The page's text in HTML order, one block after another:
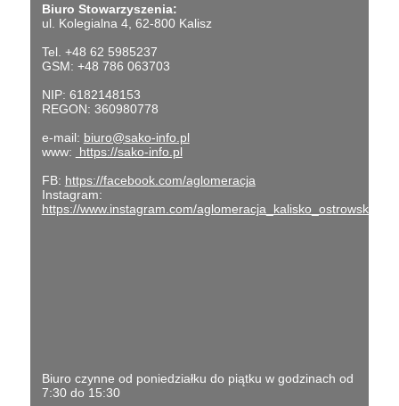
Biuro Stowarzyszenia:
ul. Kolegialna 4, 62-800 Kalisz
Tel. +48 62 5985237
GSM: +48 786 063703
NIP: 6182148153
REGON: 360980778
e-mail: biuro@sako-info.pl
www:
https://sako-info.pl
FB: https://facebook.com/aglomeracja
Instagram:
https://www.instagram.com/aglomeracja_kalisko_ostrowska/
Biuro czynne od poniedziałku do piątku w godzinach od
7:30 do 15:30